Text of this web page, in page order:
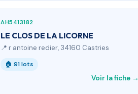
AH5413182
LE CLOS DE LA LICORNE
📍 r antoine redier, 34160 Castries
🏠 91 lots
Voir la fiche →